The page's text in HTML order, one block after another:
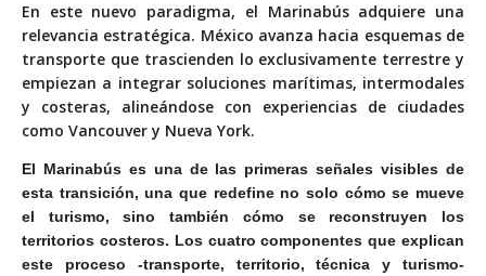
En este nuevo paradigma, el Marinabús adquiere una
relevancia estratégica. México avanza hacia esquemas de
transporte que trascienden lo exclusivamente terrestre y
empiezan a integrar soluciones marítimas, intermodales
y costeras, alineándose con experiencias de ciudades
como Vancouver y Nueva York.
El Marinabús es una de las primeras señales visibles de
esta transición, una que redefine no solo cómo se mueve
el turismo, sino también cómo se reconstruyen los
territorios costeros. Los cuatro componentes que explican
este proceso -transporte, territorio, técnica y turismo-